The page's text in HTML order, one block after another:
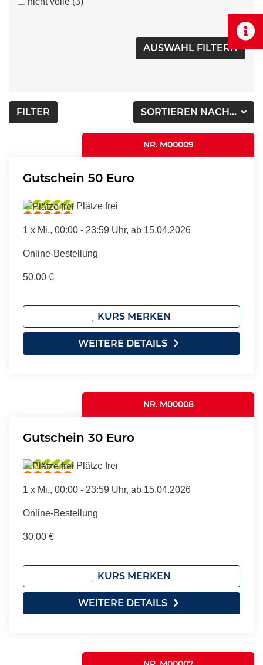
SORTIEREN NACH...
FILTER
NR. M00009
Gutschein 50 Euro
Plätze frei
1 x Mi., 00:00 - 23:59 Uhr, ab 15.04.2026
Online-Bestellung
50,00 €
KURS MERKEN
WEITERE DETAILS
NR. M00008
Gutschein 30 Euro
Plätze frei
1 x Mi., 00:00 - 23:59 Uhr, ab 15.04.2026
Online-Bestellung
30,00 €
KURS MERKEN
WEITERE DETAILS